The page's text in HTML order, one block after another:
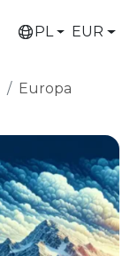
PL EUR
Europa